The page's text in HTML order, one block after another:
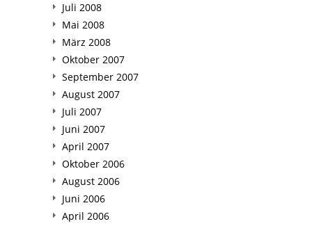
Juli 2008
Mai 2008
März 2008
Oktober 2007
September 2007
August 2007
Juli 2007
Juni 2007
April 2007
Oktober 2006
August 2006
Juni 2006
April 2006